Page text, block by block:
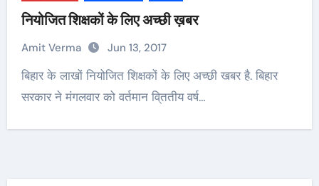
नियोजित शिक्षकों के लिए अच्छी ख़बर
Amit Verma Jun 13, 2017
बिहार के लाखों नियोजित शिक्षकों के लिए अच्छी खबर है. बिहार
सरकार ने मंगलवार को वर्तमान वि्ततीय वर्ष…